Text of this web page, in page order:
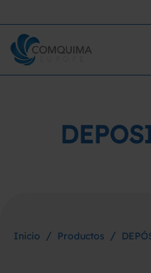
Inicio / Productos /